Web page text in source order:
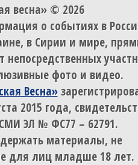
весна» © 2026
о событиях в
в Сирии и мире,
непосредственных
фото и видео.
Весна»
2015 года,
ЭЛ № ФС77 – 62791.
материалы, не
для лиц младше 18 лет.